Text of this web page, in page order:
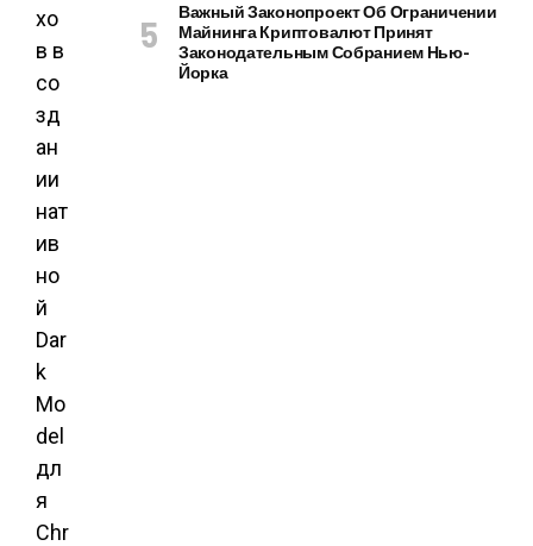
хо
в в
со
зд
ан
ии
нат
ив
но
й
Dar
k
Mo
del
дл
я
Chr
Важный Законопроект Об Ограничении
Майнинга Криптовалют Принят
Законодательным Собранием Нью-
Йорка